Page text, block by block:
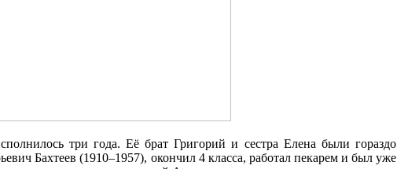
три года. Её брат Григорий и сестра Елена были гораздо
Бахтеев (1910–1957), окончил 4 класса, работал пекарем и был уже